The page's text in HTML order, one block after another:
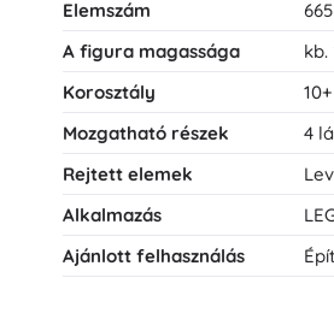
Bababútor és -
Biztonság
Etetés és szoptatás
Fürdetés
Babakocsik
+ Mutasson többet
Elemszám
665
A figura magassága
kb.
Korosztály
10+
Mozgatható részek
4
Rejtett elemek
Alkalmazás
Ajánlott felhasználás